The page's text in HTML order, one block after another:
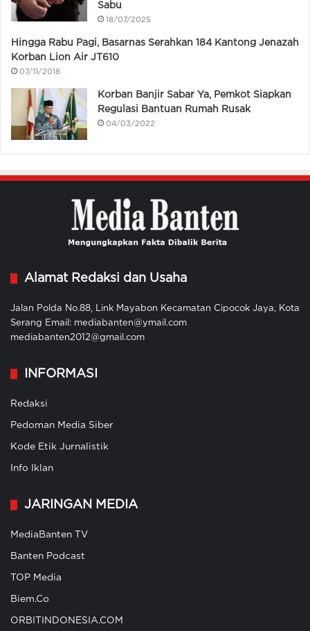
Sabu
18/07/2025
Hingga Rabu Pagi, Basarnas Serahkan 184 Kantong Jenazah
Korban Lion Air JT610
07/11/2018
Korban Banjir Sabar Ya, Pemkot Siapkan
Regulasi Bantuan Rumah Rusak
04/03/2022
Alamat Redaksi dan Usaha
Jalan Polda No.88, Link Mayabon Kecamatan Cipocok Jaya, Kota
Serang Email: mediabanten@ymail.com
mediabanten2012@gmail.com
INFORMASI
Redaksi
Pedoman Media Siber
Kode Etik Jurnalistik
Info Iklan
JARINGAN MEDIA
MediaBanten TV
Banten Podcast
TOP Media
Biem.Co
ORBITINDONESIA.COM